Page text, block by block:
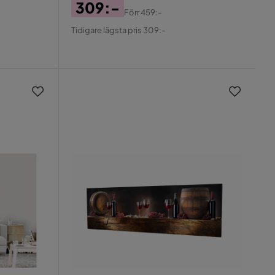
Pris
309:-
Original
Förr459:-
Tidigare lägsta pris 309:-